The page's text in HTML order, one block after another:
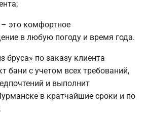
– это комфортное
в любую погоду и время года.
бруса» по заказу клиента
бани с учетом всех требований,
и выполнит
в кратчайшие сроки и по